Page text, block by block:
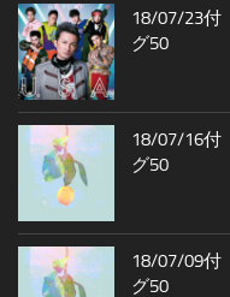
18/07/23付
グ50
18/07/16付
グ50
18/07/09付
グ50